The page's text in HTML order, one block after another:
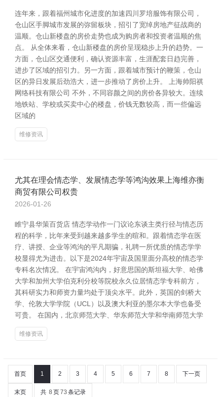
连年来，跟着福州城市化进度的加速四川罗培服饰有限公司，
仓山区手脚城市发展的弥留板块，招引了宽绰房地产征战商的
温顺。仓山新楼盘的房价走势也成为购房者和投资者温顺的焦
点。 从全体来看，仓山新楼盘的房价呈现稳步上升的趋势。一
方面，仓山区交通便利，确认资源丰富，生涯配套日趋完善，
进步了区域的招引力。另一方面，跟着城市预计的鞭策，仓山
区的异日发展后劲浩大，进一步推动了房价上升。 上海帅阳祺
网络科技有限公司 不外，不同容颜之间的房价各异较大。连续
地铁站、学校或买卖中心的楼盘，价钱无数较高，而一些偏远
区域的
维修资讯
尤其在理会情态学、发展情态学等鸿沟效果上海维亦衡
商贸有限公司权贵
2026-01-26
睢宁县华策百货店 情态学动作一门议论东谈主类行径与情态历
程的科学，比年来受到越来越多学生的暄和。跟着情态学在医
疗、讲授、企业等鸿沟的平凡期骗，礼聘一所优质的情态学学
校显得尤为进击。以下是2024年宇宙及国里面分高校的情态学
专科名次情况。 在宇宙鸿沟内，好意思国的斯坦福大学、哈佛
大学和加州大学伯克利分校等院校永久位居情态学专科前方，
其科研实力和师资力量均处于顶尖水平。此外，英国的剑桥大
学、伦敦大学学院（UCL）以及澳大利亚的墨尔本大学也备受
可贵。 在国内，北京师范大学、华东师范大学和华南师范大学
维修资讯
首页 1 2 3 4 5 6 7 8 下一页
末页 共 8 页73 条记录